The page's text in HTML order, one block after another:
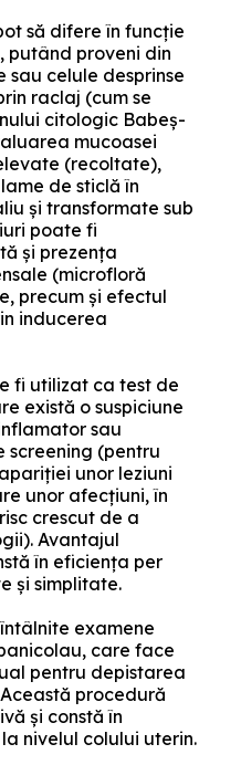
să difere în funcție
putând proveni din
celule desprinse
raclaj (cum se
citologic Babeș-
mucoasei
(recoltate),
de sticlă în
și transformate sub
poate fi
și prezența
(microfloră
precum și efectul
inducerea
fi utilizat ca test de
există o suspiciune
sau
screening (pentru
unor leziuni
unor afecțiuni, în
crescut de a
Avantajul
în eficiența per
și simplitate.
examene
care face
pentru depistarea
procedură
și constă în
nivelul colului uterin.